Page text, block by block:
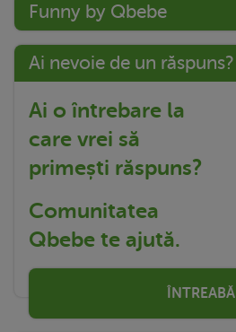
Funny by Qbebe
Ai nevoie de un răspuns?
Ai o întrebare la
care vrei să
primești răspuns?
Comunitatea
Qbebe te ajută.
ÎNTREABĂ